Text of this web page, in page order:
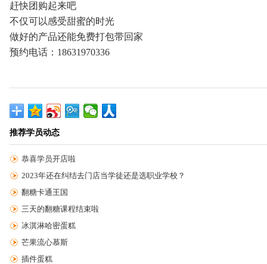
赶快团购起来吧
不仅可以感受甜蜜的时光
做好的产品还能免费打包带回家
预约电话：18631970336
推荐学员动态
恭喜学员开店啦
2023年还在纠结去门店当学徒还是选职业学校？
翻糖卡通王国
三天的翻糖课程结束啦
冰淇淋哈密蛋糕
芒果流心慕斯
插件蛋糕